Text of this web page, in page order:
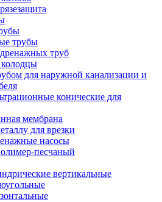
трубы
труб
для наружной канализации и
конические для
мембрана
для врезки
насосы
песчаный
вертикальные